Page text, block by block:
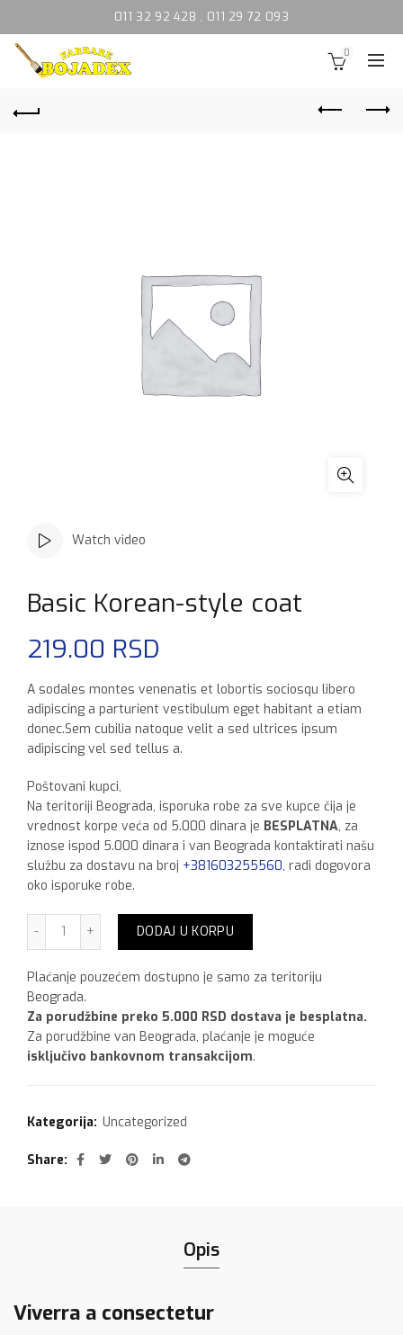
011 32 92 428 , 011 29 72 093
0
Watch video
Basic Korean-style coat
219.00 RSD
A sodales montes venenatis et lobortis sociosqu libero
adipiscing a parturient vestibulum eget habitant a etiam
donec.Sem cubilia natoque velit a sed ultrices ipsum
adipiscing vel sed tellus a.
Poštovani kupci,
Na teritoriji Beograda, isporuka robe za sve kupce čija je
vrednost korpe veća od 5.000 dinara je BESPLATNA, za
iznose ispod 5.000 dinara i van Beograda kontaktirati našu
službu za dostavu na broj +381603255560, radi dogovora
oko isporuke robe.
Basic Korean-style coat količina
DODAJ U KORPU
Plaćanje pouzećem dostupno je samo za teritoriju
Beograda.
Za porudžbine preko 5.000 RSD dostava je besplatna.
Za porudžbine van Beograda, plaćanje je moguće
isključivo bankovnom transakcijom.
Kategorija: Uncategorized
Share
Opis
Viverra a consectetur